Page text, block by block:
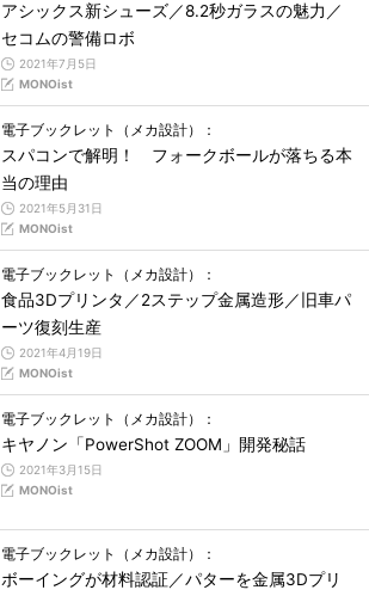
アシックス新シューズ／8.2秒ガラスの魅力／
セコムの警備ロボ
2021年7月5日
MONOist
電子ブックレット（メカ設計）：
スパコンで解明！ フォークボールが落ちる本
当の理由
2021年5月31日
MONOist
電子ブックレット（メカ設計）：
食品3Dプリンタ／2ステップ金属造形／旧車パ
ーツ復刻生産
2021年4月19日
MONOist
電子ブックレット（メカ設計）：
キヤノン「PowerShot ZOOM」開発秘話
2021年3月15日
MONOist
電子ブックレット（メカ設計）：
ボーイングが材料認証／パターを金属3Dプリ